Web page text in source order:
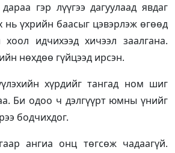
гэр лүүгээ дагуулаад явдаг
үхрийн баасыг цэвэрлэж өгөөд
хоол идчихээд хичээл заалгана.
нөхдөө гүйцээд ирсэн.
хүрдийг тангад ном шиг
Би одоо ч дэлгүүрт юмны үнийг
бодчихдог.
ангиа онц төгсөж чадаагүй.